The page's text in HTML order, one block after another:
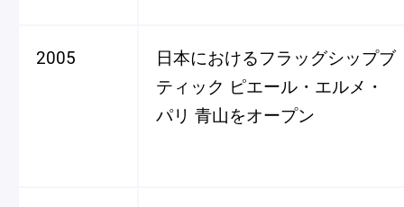
2005
日本におけるフラッグシップブ
ティック ピエール・エルメ・
パリ 青山をオープン